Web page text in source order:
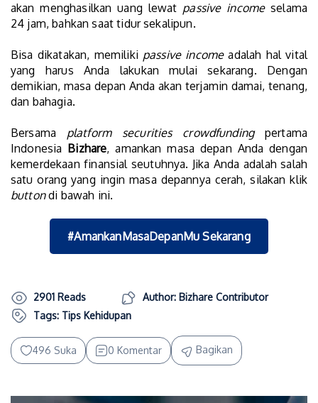
akan menghasilkan uang lewat passive incomeselama
24 jam, bahkan saat tidur sekalipun.
Bisa dikatakan, memiliki passive incomeadalah hal vital
yang harus Anda lakukan mulai sekarang. Dengan
demikian, masa depan Anda akan terjamin damai, tenang,
dan bahagia.
Bersama platform securities crowdfundingpertama
Indonesia Bizhare, amankan masa depan Anda dengan
kemerdekaan finansial seutuhnya. Jika Anda adalah salah
satu orang yang ingin masa depannya cerah, silakan klik
buttondi bawah ini.
#AmankanMasaDepanMu Sekarang
2901 Reads
Author: Bizhare Contributor
Tags: Tips Kehidupan
496 Suka 0 Komentar Bagikan